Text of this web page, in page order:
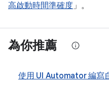
高啟動時間準確度」。
為你推薦
使用 UI Automator 編寫